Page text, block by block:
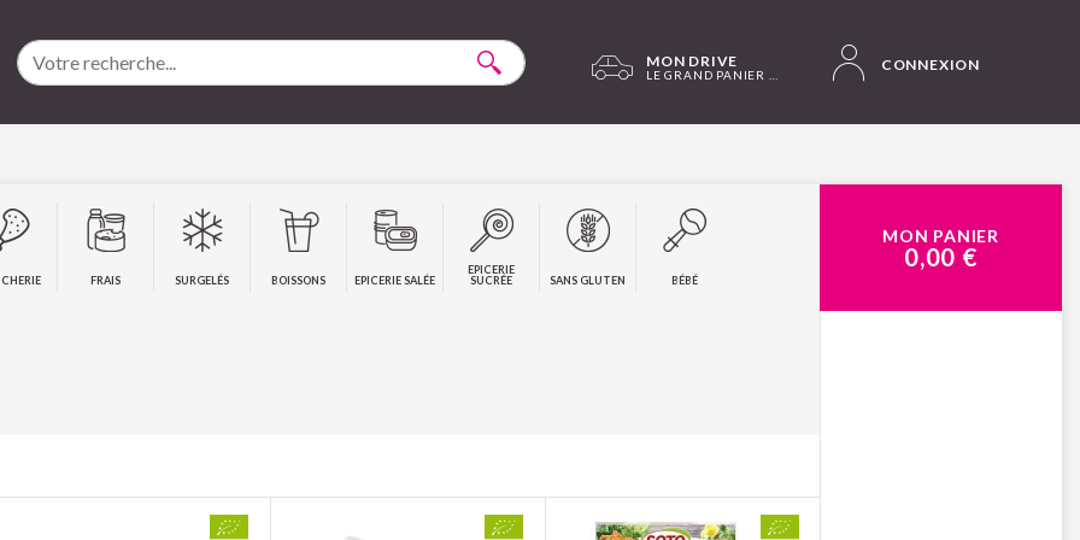
MON DRIVE CONNEXION
FRAIS SURGELÉS BOISSONS EPICERIE SALÉE
EPICERIE
SUCRÉE
SANS GLUTEN BÉBÉ
MON PANIER
0,00 €